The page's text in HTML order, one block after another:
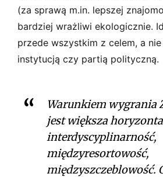
(za sprawą m.in. lepszej
bardziej wrażliwi ekologicznie.
przede wszystkim z celem, a
instytucją czy partią polityczną.
Warunkiem wygrania
jest większa
interdyscyplinarność,
międzyresortowość,
międzyszczeblowość.